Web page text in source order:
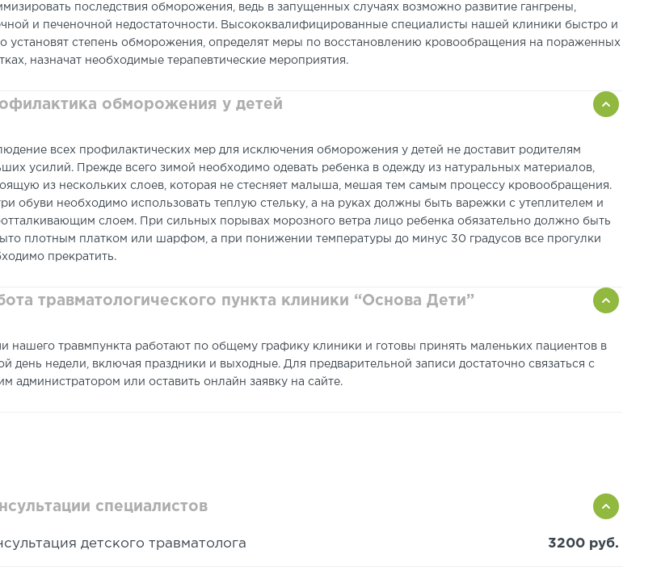
последствия обморожения, ведь в запущенных случаях возможно развитие гангрены,
и печеночной недостаточности. Высококвалифицированные специалисты нашей клиники быстро и
установят степень обморожения, определят меры по восстановлению кровообращения на пораженных
назначат необходимые терапевтические мероприятия.
обморожения у детей
всех профилактических мер для исключения обморожения у детей не доставит родителям
усилий. Прежде всего зимой необходимо одевать ребенка в одежду из натуральных материалов,
из нескольких слоев, которая не стесняет малыша, мешая тем самым процессу кровообращения.
обуви необходимо использовать теплую стельку, а на руках должны быть варежки с утеплителем и
слоем. При сильных порывах морозного ветра лицо ребенка обязательно должно быть
плотным платком или шарфом, а при понижении температуры до минус 30 градусов все прогулки
прекратить.
травматологического пункта клиники “Основа Дети”
нашего травмпункта работают по общему графику клиники и готовы принять маленьких пациентов в
день недели, включая праздники и выходные. Для предварительной записи достаточно связаться с
администратором или оставить онлайн заявку на сайте.
специалистов
детского травматолога 3200 руб.